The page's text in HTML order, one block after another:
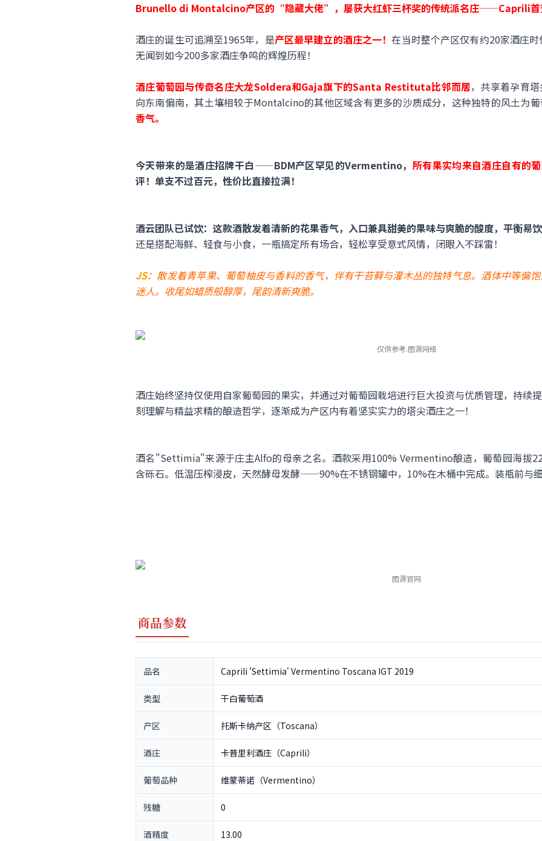
Brunello di Montalcino产区的“隐藏大佬”，屡获大红虾三杯奖的传统派名庄——Caprili首
酒庄的诞生可追溯至1965年，是产区最早建立的酒庄之一！在当时整个产区仅有约20家酒庄
无闻到如今200多家酒庄争鸣的辉煌历程！
酒庄葡萄园与传奇名庄大龙Soldera和Gaja旗下的Santa Restituta比邻而居，共享着孕育
向东南偏南，其土壤相较于Montalcino的其他区域含有更多的沙质成分，这种独特的风土为
香气。
今天带来的是酒庄招牌干白——BDM产区罕见的Vermentino， 所有果实均来自酒庄自有的葡
评！单支不过百元，性价比直接拉满！
酒云团队已试饮：这款酒散发着清新的花果香气，入口兼具甜美的果味与爽脆的酸度，平衡易饮
还是搭配海鲜、轻食与小食，一瓶搞定所有场合，轻松享受意式风情，闭眼入不踩雷！
JS： 散发着青苹果、葡萄柚皮与香料的香气，伴有干苔藓与灌木丛的独特气息。酒体中等偏
迷人。收尾如蜡质般醇厚，尾韵清新爽脆。
仅供参考.图源网络
酒庄始终坚持仅使用自家葡萄园的果实，并通过对葡萄园栽培进行巨大投资与优质管理，持续
刻理解与精益求精的酿造哲学，逐渐成为产区内有着坚实实力的塔尖酒庄之一！
酒名"Settimia"来源于庄主Alfo的母亲之名。酒款采用100% Vermentino酿造，葡萄园海拔
含砾石。低温压榨浸皮，天然酵母发酵——90%在不锈钢罐中，10%在木桶中完成。装瓶前与细
图源官网
商品参数
品名 Caprili 'Settimia' Vermentino Toscana IGT 2019
类型 干白葡萄酒
产区 托斯卡纳产区（Toscana）
酒庄 卡普里利酒庄（Caprili）
葡萄品种 维蒙蒂诺（Vermentino）
残糖 0
酒精度 13.00